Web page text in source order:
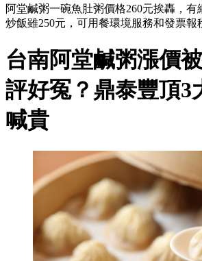
阿堂鹹粥一碗魚肚粥價格260元挨轟，有
炒飯雖250元，可用餐環境服務和發票報
台南阿堂鹹粥漲價
評好冤？鼎泰豐頂3
喊貴